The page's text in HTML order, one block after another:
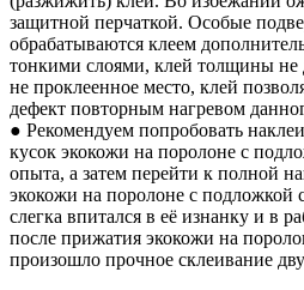
защитной перчаткой. Особые
обрабатываются клеем
тонкими слоями, клей толщины не
не проклеенное место, клей
дефект повторным нагревом
● Рекомендуем попробовать
кусок экокожи на поролоне с
опыта, а затем перейти к полной
экокожи на поролоне с подложкой
слегка впитался в её изнанку и в
после прижатия экокожи на
произошло прочное склеивание